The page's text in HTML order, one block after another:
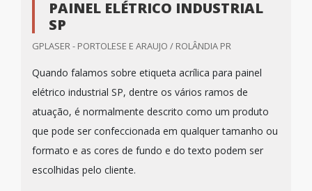
PAINEL ELÉTRICO INDUSTRIAL
SP
GPLASER - PORTOLESE E ARAUJO / ROLÂNDIA PR
Quando falamos sobre etiqueta acrílica para painel
elétrico industrial SP, dentre os vários ramos de
atuação, é normalmente descrito como um produto
que pode ser confeccionada em qualquer tamanho ou
formato e as cores de fundo e do texto podem ser
escolhidas pelo cliente.